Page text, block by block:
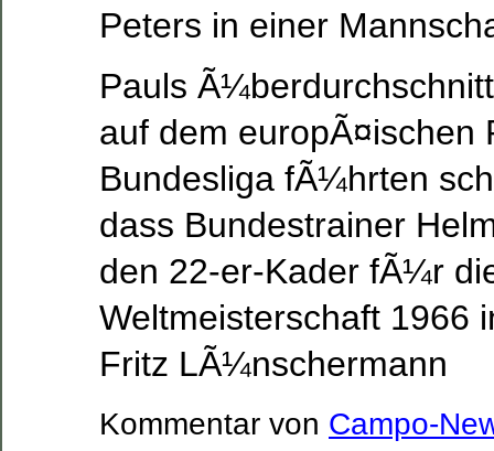
Peters in einer
Pauls
auf dem europÃ¤ischen
Bundesliga fÃ¼hrten
dass Bundestrainer
den 22-er-Kader fÃ¼r
Weltmeisterschaft 1966
Fritz LÃ¼nschermann
Kommentar von Campo-